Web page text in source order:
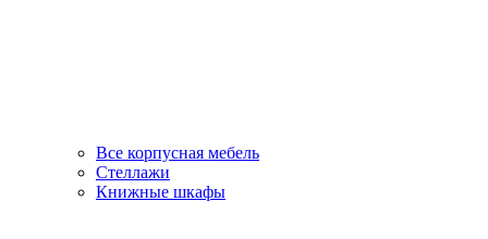
Все корпусная мебель
Стеллажи
Книжные шкафы